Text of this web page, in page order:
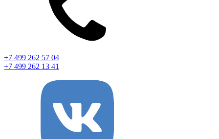
+7 499 262 57 04
+7 499 262 13 41